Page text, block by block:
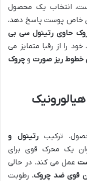
انتخاب یک محصول
خاص پوست پاسخ دهد،
حاوی رتینول سی بی
را از رقبا متمایز می
خطوط ریز صورت و چروک
ترکیبرتینول و
یک محرک قوی برای
عمل می کند، در حالی
قوی ضد چروک، رطوبت